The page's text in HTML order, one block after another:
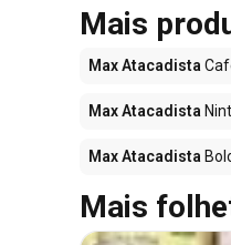
Mais
Max Atacadista
Max Atacadista
Max Atacadista
Mais